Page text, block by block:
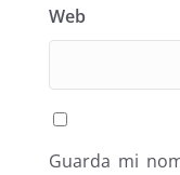
Web
Guarda mi